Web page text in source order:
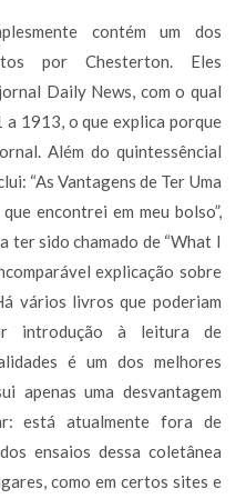
contém um dos
por Chesterton. Eles
Daily News, com o qual
1913, o que explica porque
Além do quintessêncial
“As Vantagens de Ter Uma
encontrei em meu bolso”,
ter sido chamado de “What I
explicação sobre
vários livros que poderiam
introdução à leitura de
é um dos melhores
apenas uma desvantagem
está atualmente fora de
ensaios dessa coletânea
como em certos sites e